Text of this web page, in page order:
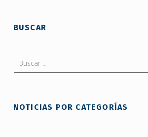
BUSCAR
NOTICIAS POR CATEGORÍAS